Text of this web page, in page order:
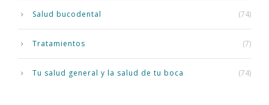
Salud bucodental (74)
Tratamientos (7)
Tu salud general y la salud de tu boca (74)